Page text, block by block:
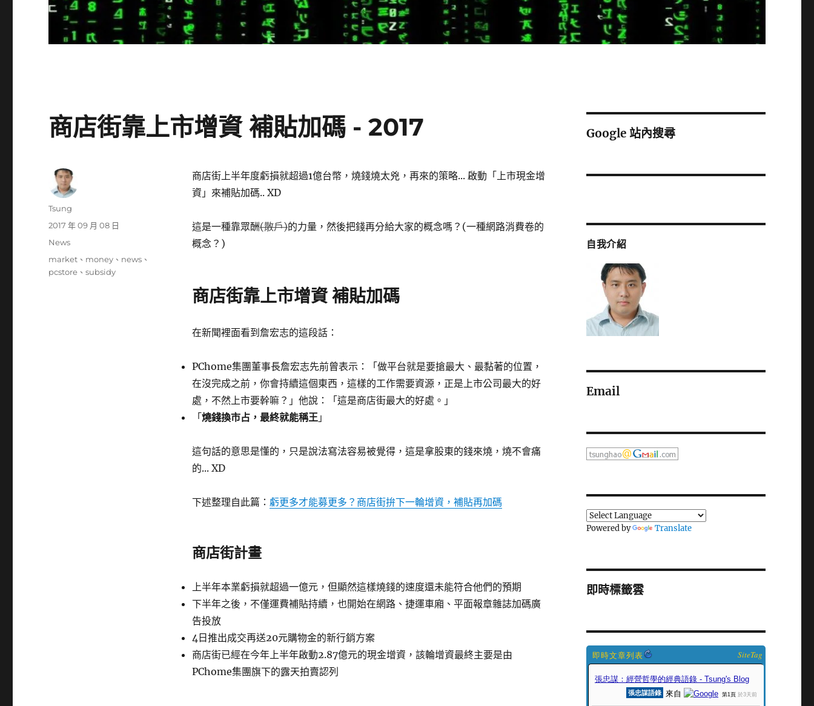
商店街靠上市增資 補貼加碼 - 2017
商店街上半年度虧損就超過1億台幣，燒錢燒太兇，再來的策略... 啟動「上市現金增
資」來補貼加碼.. XD
這是一種靠眾酬(散戶)的力量，然後把錢再分給大家的概念嗎？(一種網路消費卷的
概念？)
商店街靠上市增資 補貼加碼
在新聞裡面看到詹宏志的這段話：
PChome集團董事長詹宏志先前曾表示：「做平台就是要搶最大、最黏著的位置，
在沒完成之前，你會持續這個東西，這樣的工作需要資源，正是上市公司最大的好
處，不然上市要幹嘛？」他說：「這是商店街最大的好處。」
「燒錢換市占，最終就能稱王」
這句話的意思是懂的，只是說法寫法容易被覺得，這是拿股東的錢來燒，燒不會痛
的... XD
下述整理自此篇： 虧更多才能募更多？商店街拚下一輪增資，補貼再加碼
商店街計畫
上半年本業虧損就超過一億元，但顯然這樣燒錢的速度還未能符合他們的預期
下半年之後，不僅運費補貼持續，也開始在網路、捷運車廂、平面報章雜誌加碼廣
告投放
4日推出成交再送20元購物金的新行銷方案
商店街已經在今年上半年啟動2.87億元的現金增資，該輪增資最終主要是由
PChome集團旗下的露天拍賣認列
作
Tsung
發
期:
2017 年 09 月 08 日
分
News
標
籤
market 、 money 、 news 、
pcstore 、subsidy
Google 站內搜尋
自我介紹
Email
Powered by Translate
即時標籤雲
SiteTag